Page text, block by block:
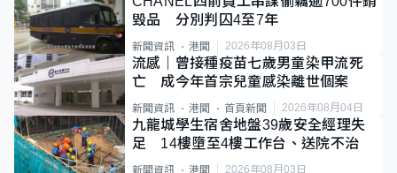
毀品 分別判囚4至7年
新聞資訊 港聞 2026年08月03日
流感｜曾接種疫苗七歲男童染甲流死
亡 成今年首宗兒童感染離世個案
新聞資訊 港聞 首頁新聞 2026年08月04日
九龍城學生宿舍地盤39歲安全經理失
足 14樓墮至4樓工作台、送院不治
2026年08月03日